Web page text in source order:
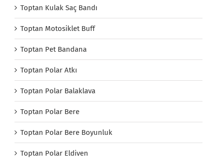
Toptan Kulak Saç Bandı
Toptan Motosiklet Buff
Toptan Pet Bandana
Toptan Polar Atkı
Toptan Polar Balaklava
Toptan Polar Bere
Toptan Polar Bere Boyunluk
Toptan Polar Eldiven